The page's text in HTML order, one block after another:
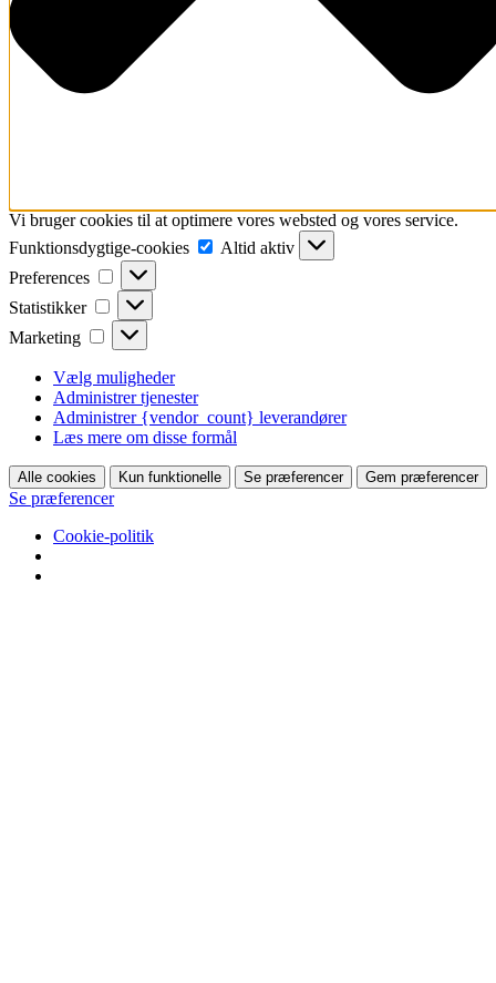
Vi bruger cookies til at optimere vores websted og vores service.
Funktionsdygtige-cookies
Funktionsdygtige-
cookies
Altid aktiv
Preferences
Preferences
Statistikker Statistikker
Marketing Marketing
Vælg muligheder
Administrer tjenester
Administrer {vendor_count} leverandører
Læs mere om disse formål
Alle cookies Kun funktionelle Se præferencer Gem præferencer
Se præferencer
Cookie-politik